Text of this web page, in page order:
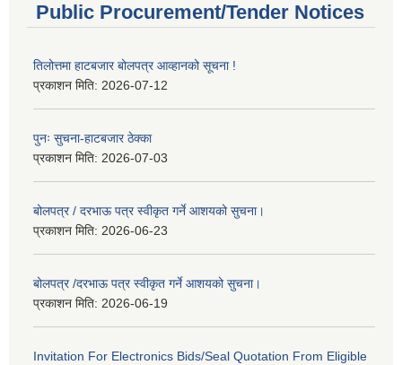
Public Procurement/Tender Notices
तिलोत्तमा हाटबजार बोलपत्र आव्हानको सूचना !
प्रकाशन मिति: 2026-07-12
पुनः सुचना-हाटबजार ठेक्का
प्रकाशन मिति: 2026-07-03
बोलपत्र / दरभाऊ पत्र स्वीकृत गर्ने आशयको सुचना।
प्रकाशन मिति: 2026-06-23
बोलपत्र /दरभाऊ पत्र स्वीकृत गर्ने आशयको सुचना।
प्रकाशन मिति: 2026-06-19
Invitation For Electronics Bids/Seal Quotation From Eligible